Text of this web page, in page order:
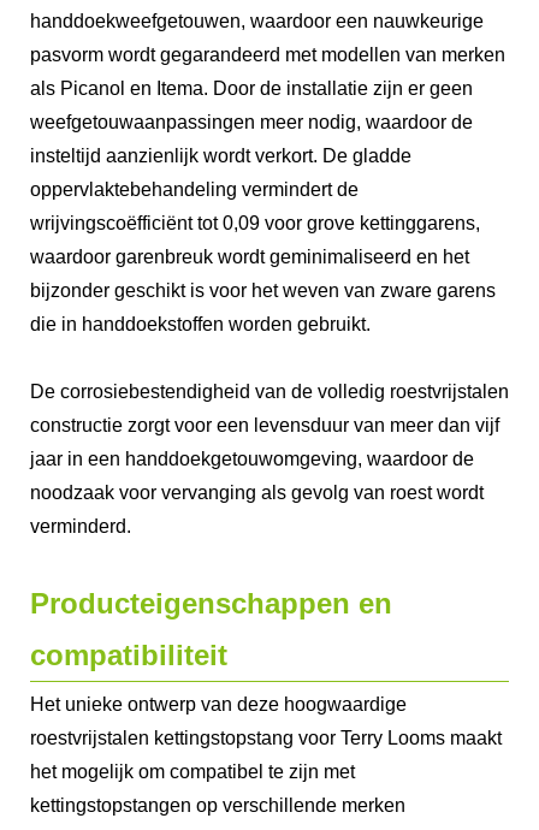
handdoekweefgetouwen, waardoor een nauwkeurige
pasvorm wordt gegarandeerd met modellen van merken
als Picanol en Itema. Door de installatie zijn er geen
weefgetouwaanpassingen meer nodig, waardoor de
insteltijd aanzienlijk wordt verkort. De gladde
oppervlaktebehandeling vermindert de
wrijvingscoëfficiënt tot 0,09 voor grove kettinggarens,
waardoor garenbreuk wordt geminimaliseerd en het
bijzonder geschikt is voor het weven van zware garens
die in handdoekstoffen worden gebruikt.
De corrosiebestendigheid van de volledig roestvrijstalen
constructie zorgt voor een levensduur van meer dan vijf
jaar in een handdoekgetouwomgeving, waardoor de
noodzaak voor vervanging als gevolg van roest wordt
verminderd.
Producteigenschappen en
compatibiliteit
Het unieke ontwerp van deze hoogwaardige
roestvrijstalen kettingstopstang voor Terry Looms maakt
het mogelijk om compatibel te zijn met
kettingstopstangen op verschillende merken